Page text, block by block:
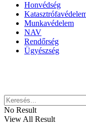
Honvédség
Munkavédelem
NAV
Rendőrség
Ügyészség
No Result
View All Result